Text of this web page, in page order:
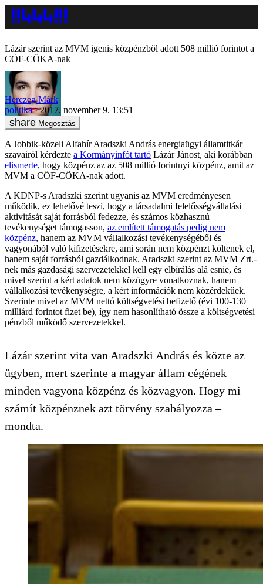
Lázár szerint az MVM igenis közpénzből adott 508 millió forintot a
CÖF-CÖKA-nak
Herczeg Márk
politika
2017. november 9. 13:51
Megosztás
A Jobbik-közeli Alfahír Aradszki András energiaügyi államtitkár
szavairól kérdezte a Kormányinfót tartó Lázár Jánost, aki korábban
elismerte, hogy közpénz az az 508 millió forintnyi közpénz, amit az
MVM a CÖF-CÖKA-nak adott.
A KDNP-s Aradszki szerint ugyanis az MVM eredményesen
működik, ez lehetővé teszi, hogy a társadalmi felelősségvállalási
aktivitását saját forrásból fedezze, és számos közhasznú
tevékenységet támogasson, az említett támogatás pedig nem
közpénz, hanem az MVM vállalkozási tevékenységéből és
vagyonából való kifizetésekre, ami során nem közpénzt költenek el,
hanem saját forrásból gazdálkodnak. Aradszki szerint az MVM Zrt.-
nek más gazdasági szervezetekkel kell egy elbírálás alá esnie, és
mivel szerint a kért adatok nem közügyre vonatkoznak, hanem
vállalkozási tevékenységre, a kért információk nem közérdekűek.
Szerinte mivel az MVM nettó költségvetési befizető (évi 100-130
milliárd forintot fizet be), így nem hasonlítható össze a költségvetési
pénzből működő szervezetekkel.
Lázár szerint vita van Aradszki András és közte az
ügyben, mert szerinte a magyar állam cégének
minden vagyona közpénz és közvagyon. Hogy mi
számít közpénznek azt törvény szabályozza –
mondta.